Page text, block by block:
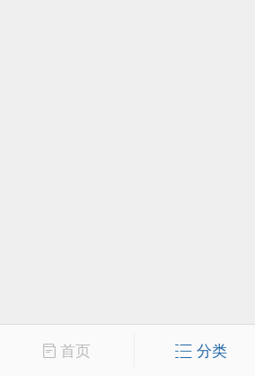
首页 分类